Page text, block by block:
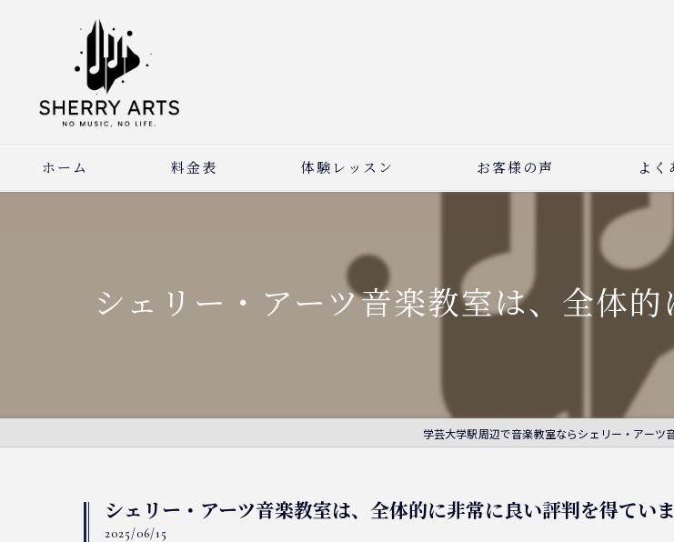
ホーム 料金表 体験レッスン お客様の声 よく
シェリー・アーツ音楽教室は、全体
学芸大学駅周辺で音楽教室ならシェリー・アーツ
シェリー・アーツ音楽教室は、全体的に非常に良い評判を得てい
2025/06/15